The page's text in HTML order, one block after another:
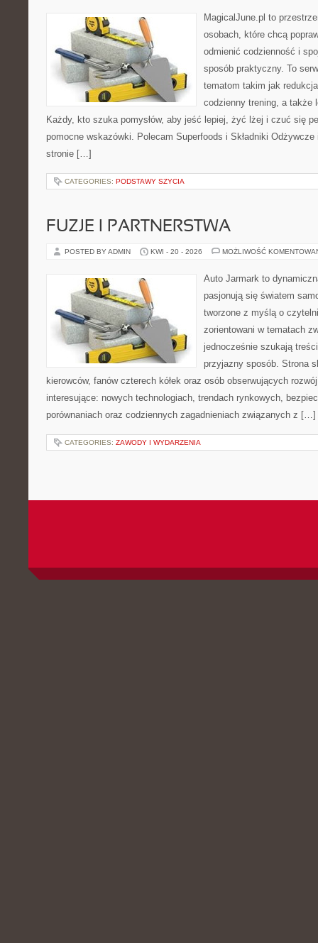
MagicalJune.pl to
osobach, które chcą
odmienić codzienność i
sposób praktyczny. To
tematom takim jak
codzienny trening, a także
Każdy, kto szuka pomysłów, aby jeść lepiej, żyć lżej i czuć się
pomocne wskazówki. Polecam Superfoods i Składniki
stronie […]
CATEGORIES: PODSTAWY SZYCIA
FUZJE I PARTNERSTWA
POSTED BY ADMIN KWI - 20 - 2026 MOŻLIWOŚĆ
Auto Jarmark to
pasjonują się światem
tworzone z myślą o
zorientowani w tematach
jednocześnie szukają
przyjazny sposób. Strona
kierowców, fanów czterech kółek oraz osób obserwujących
interesujące: nowych technologiach, trendach rynkowych,
porównaniach oraz codziennych zagadnieniach związanych z […]
CATEGORIES: ZAWODY I WYDARZENIA